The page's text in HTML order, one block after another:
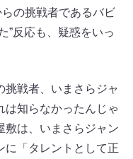
の挑戦者であるバビ
”反応も、疑惑をいっ
挑戦者、いまさらジャ
は知らなかったんじゃ
敷は、いまさらジャン
に「タレントとして正